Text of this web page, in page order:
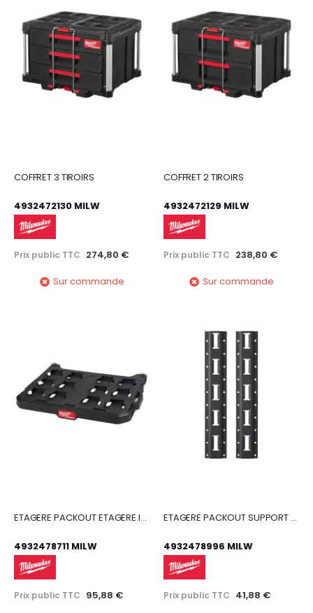
COFFRET 3 TIROIRS
4932472130 MILW
Prix public TTC 274,80 €
Sur commande
COFFRET 2 TIROIRS
4932472129 MILW
Prix public TTC 238,80 €
Sur commande
ETAGERE PACKOUT ETAGERE INDIV PACKOUT
4932478711 MILW
Prix public TTC 95,88 €
ETAGERE PACKOUT SUPPORT PACKOUT ETAGERE
4932478996 MILW
Prix public TTC 41,88 €